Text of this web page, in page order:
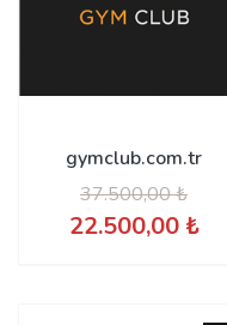
gymclub.com.tr
37.500,00 ₺
22.500,00 ₺